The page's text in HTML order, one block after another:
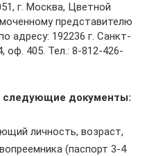
г. Москва, Цветной
представителю
192236 г. Санкт-
оф. 405. Тел.: 8-812-426-
следующие документы:
личность, возраст,
(паспорт 3-4